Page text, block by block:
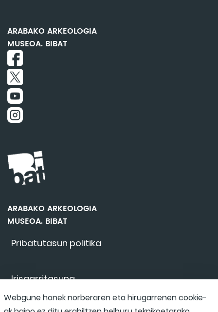
Pribatutasun politika
Irisgarritasuna
ARABAKO ARKEOLOGIA
MUSEOA. BIBAT
ARABAKO ARKEOLOGIA
MUSEOA. BIBAT
Webgune honek norberaren eta hirugarrenen cookie-